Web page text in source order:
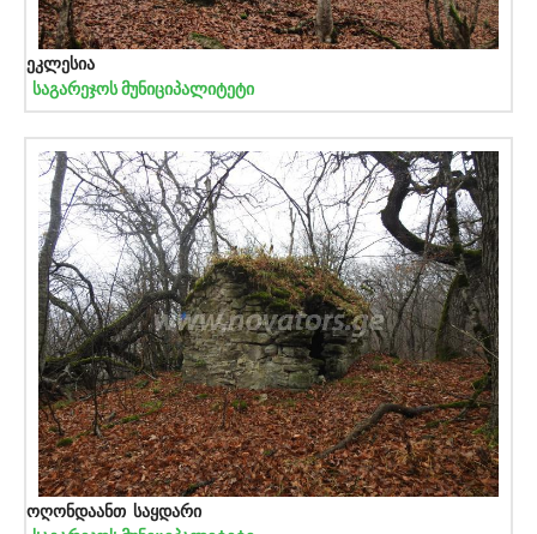
ეკლესია
საგარეჯოს მუნიციპალიტეტი
ოღონდაანთ საყდარი